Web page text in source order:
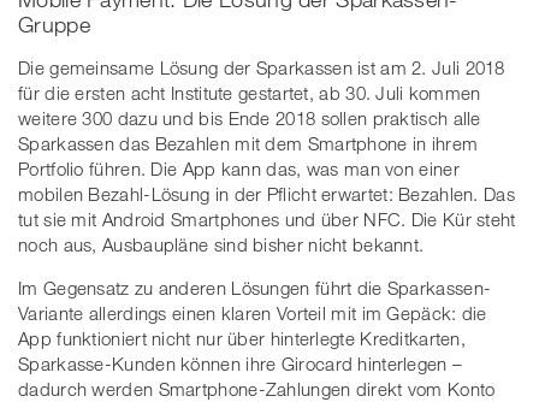
Gruppe
Die gemeinsame Lösung der Sparkassen ist am 2. Juli 2018
für die ersten acht Institute gestartet, ab 30. Juli kommen
weitere 300 dazu und bis Ende 2018 sollen praktisch alle
Sparkassen das Bezahlen mit dem Smartphone in ihrem
Portfolio führen. Die App kann das, was man von einer
mobilen Bezahl-Lösung in der Pflicht erwartet: Bezahlen. Das
tut sie mit Android Smartphones und über NFC. Die Kür steht
noch aus, Ausbaupläne sind bisher nicht bekannt.
Im Gegensatz zu anderen Lösungen führt die Sparkassen-
Variante allerdings einen klaren Vorteil mit im Gepäck: die
App funktioniert nicht nur über hinterlegte Kreditkarten,
Sparkasse-Kunden können ihre Girocard hinterlegen –
dadurch werden Smartphone-Zahlungen direkt vom Konto